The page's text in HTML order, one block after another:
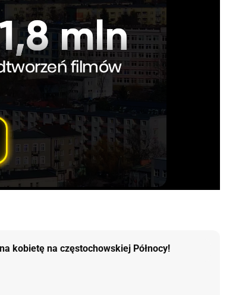
kobietę na częstochowskiej Północy!